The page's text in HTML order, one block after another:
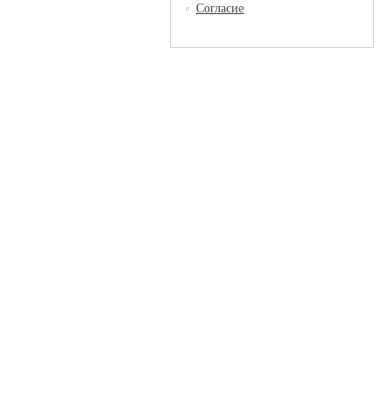
Согласие